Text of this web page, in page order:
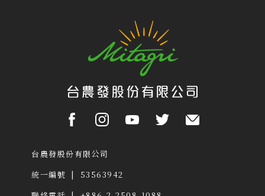
台農發股份有限公司
統一編號 | 53563942